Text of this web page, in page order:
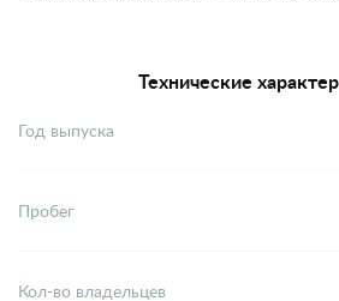
Технические
Год выпуска
Пробег
Кол-во владельцев